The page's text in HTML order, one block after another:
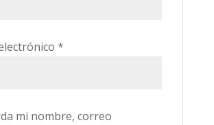
*
mi nombre, correo